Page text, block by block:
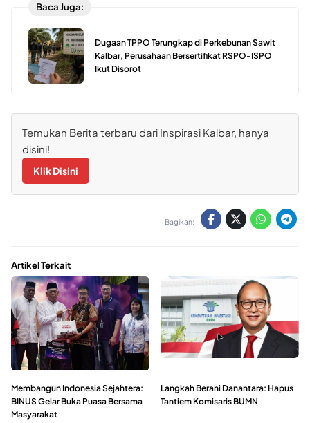
Baca Juga:
Dugaan TPPO Terungkap di Perkebunan Sawit
Kalbar, Perusahaan Bersertifikat RSPO-ISPO
Ikut Disorot
Temukan Berita terbaru dari Inspirasi Kalbar, hanya
disini!
Klik Disini
Bagikan:
Artikel Terkait
Membangun Indonesia Sejahtera:
BINUS Gelar Buka Puasa Bersama
Masyarakat
Langkah Berani Danantara: Hapus
Tantiem Komisaris BUMN